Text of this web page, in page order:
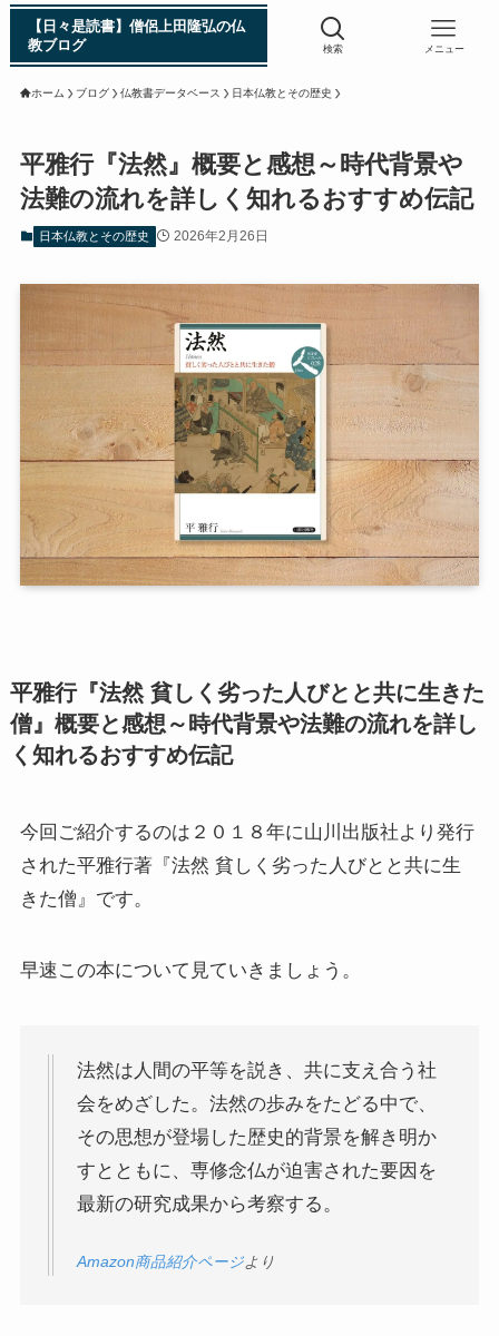
浄土真宗入門 親鸞伝
シン日本仏教史
仏教入門・現地写真から見るブッダの生涯
インド・スリランカ仏跡紀行
第一次インド遠征～ガンジス川の聖地を訪ねて
第二次インド遠征～インド中南部の遺跡を訪ねて
仏教聖地スリランカ紀行
仏教コラム＋α
プロフィール
お知らせ
インドにおける仏教
スリランカ、ネパール、東南アジアの仏教
【日々是読書】僧侶上田隆弘の仏
教ブログ
検索 メニュー
ホーム ブログ 仏教書データベース 日本仏教とその歴史
平雅行『法然』概要と感想～時代背景や
法難の流れを詳しく知れるおすすめ伝記
日本仏教とその歴史 2026年2月26日
平雅行『法然 貧しく劣った人びとと共に生きた
僧』概要と感想～時代背景や法難の流れを詳し
く知れるおすすめ伝記
今回ご紹介するのは２０１８年に山川出版社より発行
された平雅行著『法然 貧しく劣った人びとと共に生
きた僧』です。
早速この本について見ていきましょう。
法然は人間の平等を説き、共に支え合う社
会をめざした。法然の歩みをたどる中で、
その思想が登場した歴史的背景を解き明か
すとともに、専修念仏が迫害された要因を
最新の研究成果から考察する。
Amazon商品紹介ページより